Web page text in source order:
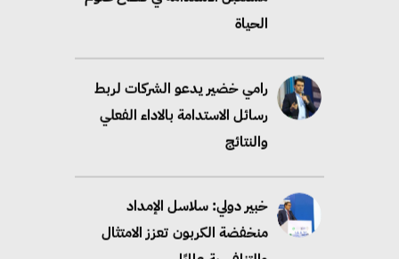
الحياة
رامي خضير يدعو الشركات لربط
رسائل الاستدامة بالاداء الفعلي
والنتائج
خبير دولي: سلاسل الإمداد
منخفضة الكربون تعزز الامتثال
والتنافسية عالميًا